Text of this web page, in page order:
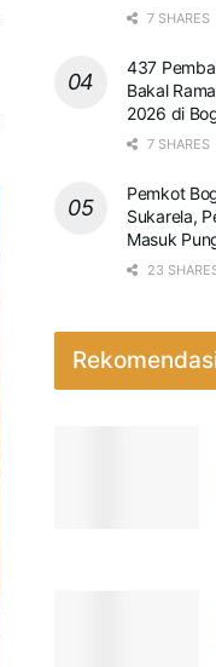
7 SHARES
437
Bakal
2026 di
7 SHARES
Pemkot
Sukarela,
Masuk
23